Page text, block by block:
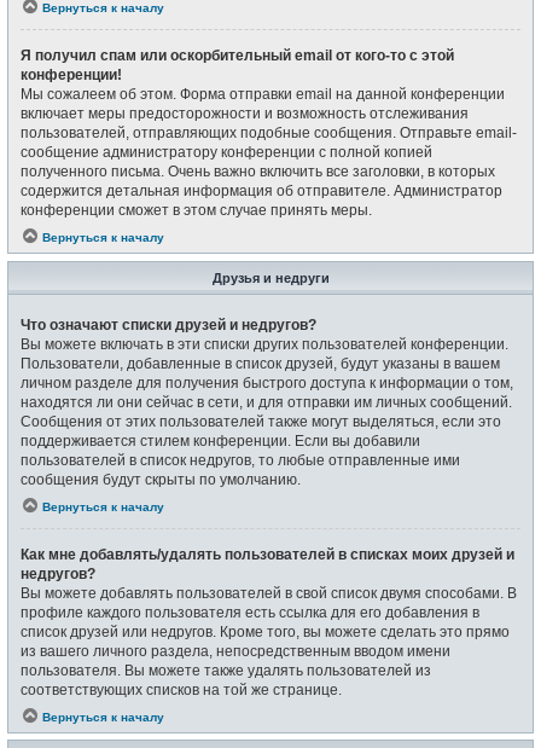
Вернуться к началу
Я получил спам или оскорбительный email от кого-то с этой
конференции!
Мы сожалеем об этом. Форма отправки email на данной конференции
включает меры предосторожности и возможность отслеживания
пользователей, отправляющих подобные сообщения. Отправьте email-
сообщение администратору конференции с полной копией
полученного письма. Очень важно включить все заголовки, в которых
содержится детальная информация об отправителе. Администратор
конференции сможет в этом случае принять меры.
Вернуться к началу
Друзья и недруги
Что означают списки друзей и недругов?
Вы можете включать в эти списки других пользователей конференции.
Пользователи, добавленные в список друзей, будут указаны в вашем
личном разделе для получения быстрого доступа к информации о том,
находятся ли они сейчас в сети, и для отправки им личных сообщений.
Сообщения от этих пользователей также могут выделяться, если это
поддерживается стилем конференции. Если вы добавили
пользователей в список недругов, то любые отправленные ими
сообщения будут скрыты по умолчанию.
Вернуться к началу
Как мне добавлять/удалять пользователей в списках моих друзей и
недругов?
Вы можете добавлять пользователей в свой список двумя способами. В
профиле каждого пользователя есть ссылка для его добавления в
список друзей или недругов. Кроме того, вы можете сделать это прямо
из вашего личного раздела, непосредственным вводом имени
пользователя. Вы можете также удалять пользователей из
соответствующих списков на той же странице.
Вернуться к началу